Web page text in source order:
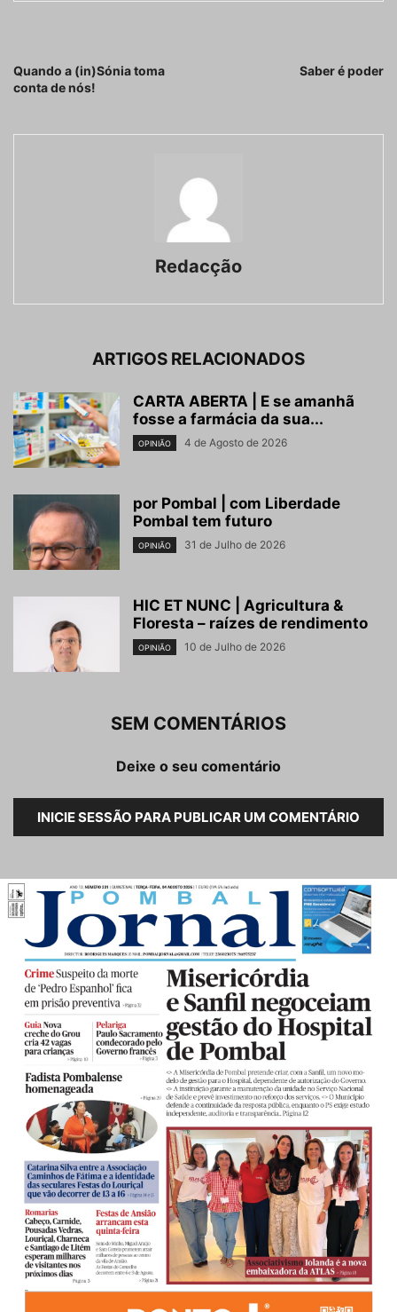
Quando a (in)Sónia toma
conta de nós!
Saber é poder
Redacção
ARTIGOS RELACIONADOS
CARTA ABERTA | E se amanhã
fosse a farmácia da sua...
OPINIÃO 4 de Agosto de 2026
por Pombal | com Liberdade
Pombal tem futuro
OPINIÃO 31 de Julho de 2026
HIC ET NUNC | Agricultura &
Floresta – raízes de rendimento
OPINIÃO 10 de Julho de 2026
SEM COMENTÁRIOS
Deixe o seu comentário
INICIE SESSÃO PARA PUBLICAR UM COMENTÁRIO